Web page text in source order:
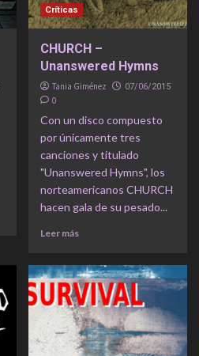
Críticas
CHURCH –
Unanswered Hymns
Tania Giménez 07/06/2015
0
Con un disco compuesto
por únicamente tres
canciones y titulado
"Unanswered Hymns", los
norteamericanos CHURCH
hacen gala de su pesado...
Leer más